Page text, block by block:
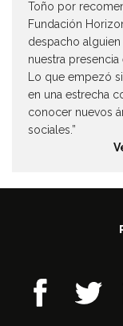
Toño por
Fundación
despacho
nuestra
Lo que empezó
en una estrecha
conocer nuevos
sociales.”